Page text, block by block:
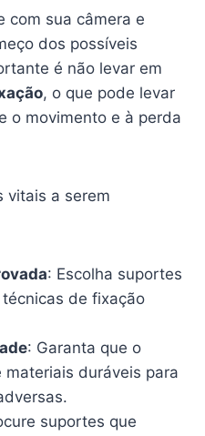
com sua câmera e
dos possíveis
é não levar em
, o que pode levar
o movimento e à perda
vitais a serem
: Escolha suportes
de fixação
: Garanta que o
duráveis para
suportes que